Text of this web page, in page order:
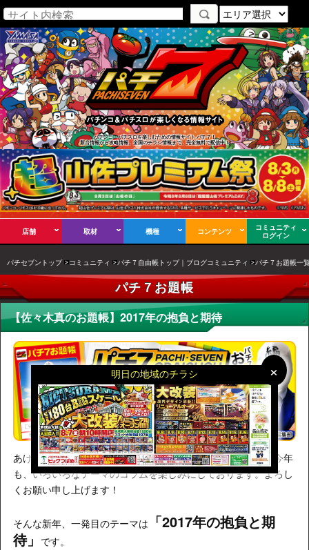
×
×
明日の地域のチラシ
パチンコ・パチスロを楽しむための情報サイト パチ７！
新台情報から攻略情報、全国のチラシ情報まで、完全無料で配信中！
店舗 取材 機種 コンテンツ
コミュニティ
ログイン
パチセブントップ コミュニティ パチ７自由帳トップ｜ブログコミュニティ パチ７お題帳一
パチ７お題帳
【佐々木真のお題帳】2017年の抱負と期待
あけましておめでとうございます。佐々木真でございます。今年
も、いろいろなテーマのコラムを楽しみにしております。よろし
くお願い申し上げます！
そんな新年、一発目のテーマは
「2017年の抱負と期
待」 です。